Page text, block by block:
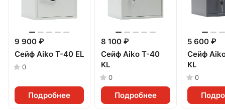
9 900 ₽
Сейф Aiko Т-40 EL
0
Подробнее
8 100 ₽
Сейф Aiko Т-40
KL
0
Подробнее
5 600 ₽
Сейф
КL
0